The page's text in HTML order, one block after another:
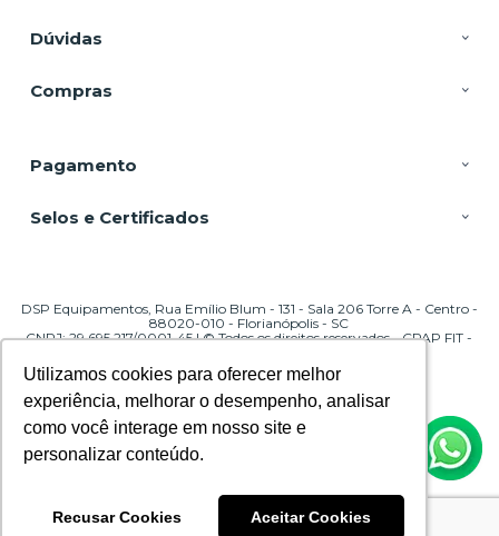
Utilizamos cookies para oferecer melhor
experiência, melhorar o desempenho, analisar
como você interage em nosso site e
personalizar conteúdo.
Recusar Cookies Aceitar Cookies
Utilizamos cookies para oferecer melhor
experiência, melhorar o desempenho, analisar
como você interage em nosso site e
personalizar conteúdo.
Recusar Cookies Aceitar Cookies
Dúvidas
Compras
Pagamento
Selos e Certificados
DSP Equipamentos, Rua Emílio Blum - 131 - Sala 206 Torre A - Centro -
88020-010 - Florianópolis - SC
CNPJ: 29.695.217/0001-45 | © Todos os direitos reservados - CPAP FIT -